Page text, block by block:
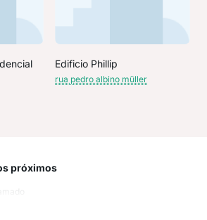
Edificio Phillip
rua pedro albino müller
próximos